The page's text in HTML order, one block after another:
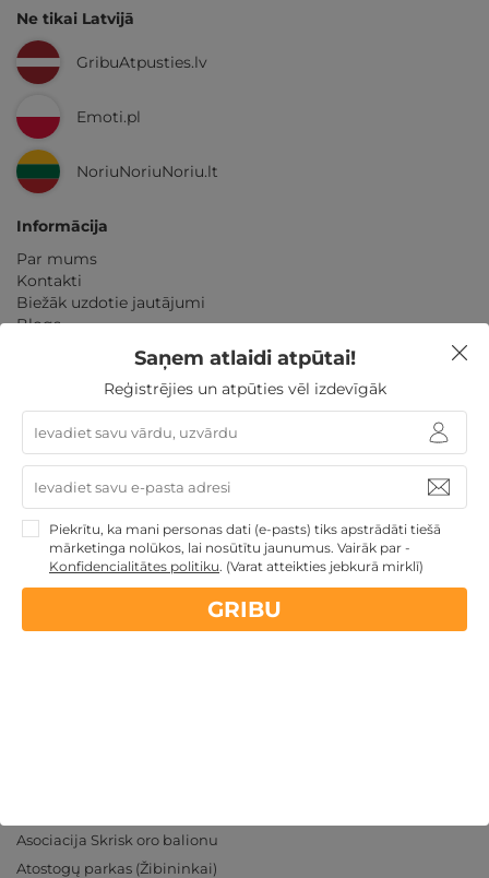
Ne tikai Latvijā
GribuAtpusties.lv
Emoti.pl
NoriuNoriuNoriu.lt
Informācija
Par mums
Kontakti
Biežāk uzdotie jautājumi
Blogs
Pakalpojumu piedāvājumu izvietojums
Konfidencialitātes politika
Amata vietas kandidātu personas datu politika
Partneriem
Karjera
Ziņot par nelikumīgu saturu
Kontakti
+37126001060
info@gribuatpusties.lv
I - VII
Asociacija Skrisk oro balionu
Atostogų parkas (Žibininkai)
Saņem atlaidi atpūtai!
Reģistrējies un atpūties vēl izdevīgāk
Piekrītu, ka mani personas dati (e-pasts) tiks apstrādāti tiešā
mārketinga nolūkos, lai nosūtītu jaunumus. Vairāk par -
Konfidencialitātes politiku. (Varat atteikties jebkurā mirklī)
GRIBU